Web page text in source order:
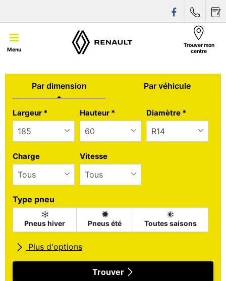
Menu
Trouver mon
centre
Par dimension Par véhicule
Tab updated: Par dimension
Largeur * Hauteur * Diamètre *
Charge Vitesse
Type pneu
Pneus hiver Pneus été Toutes saisons
Plus d'options
Toutes marques
Trouver